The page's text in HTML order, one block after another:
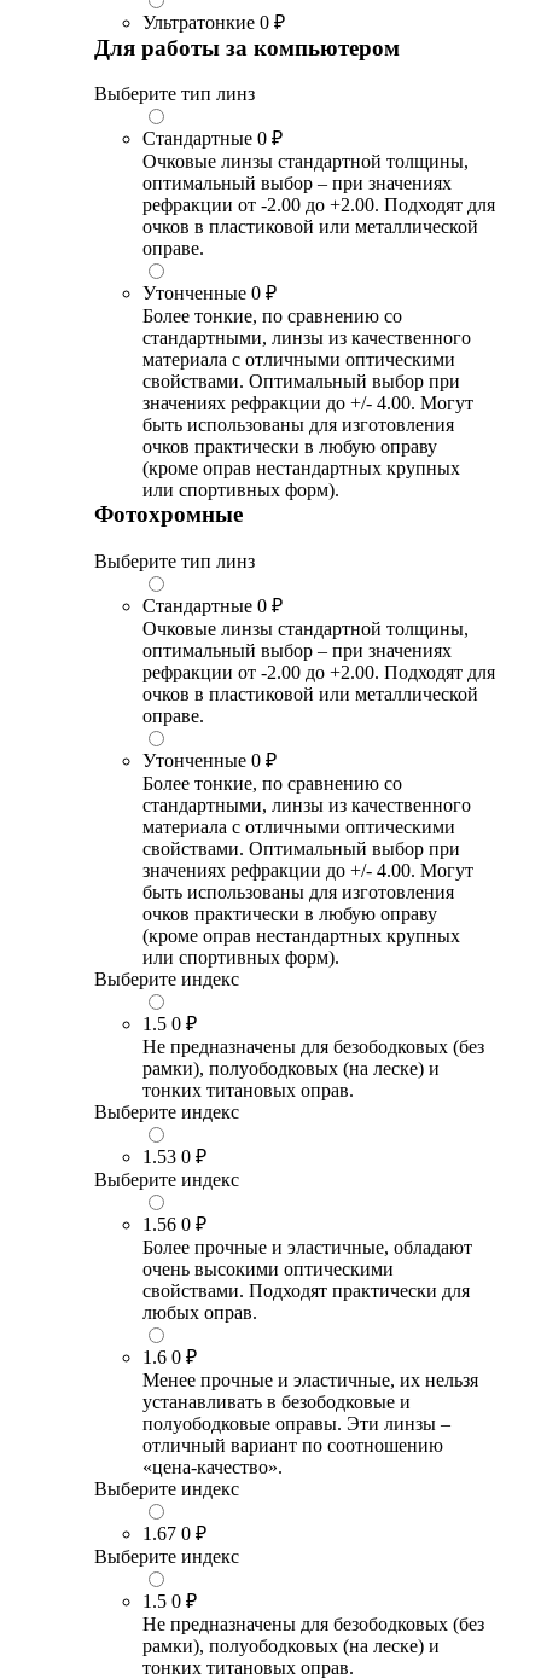
Ультратонкие 0 ₽
Для работы за компьютером
Выберите тип линз
Стандартные 0 ₽
Очковые линзы стандартной толщины,
оптимальный выбор – при значениях
рефракции от -2.00 до +2.00. Подходят для
очков в пластиковой или металлической
оправе.
Утонченные 0 ₽
Более тонкие, по сравнению со
стандартными, линзы из качественного
материала с отличными оптическими
свойствами. Оптимальный выбор при
значениях рефракции до +/- 4.00. Могут
быть использованы для изготовления
очков практически в любую оправу
(кроме оправ нестандартных крупных
или спортивных форм).
Фотохромные
Выберите тип линз
Стандартные 0 ₽
Очковые линзы стандартной толщины,
оптимальный выбор – при значениях
рефракции от -2.00 до +2.00. Подходят для
очков в пластиковой или металлической
оправе.
Утонченные 0 ₽
Более тонкие, по сравнению со
стандартными, линзы из качественного
материала с отличными оптическими
свойствами. Оптимальный выбор при
значениях рефракции до +/- 4.00. Могут
быть использованы для изготовления
очков практически в любую оправу
(кроме оправ нестандартных крупных
или спортивных форм).
Выберите индекс
1.5 0 ₽
Не предназначены для безободковых (без
рамки), полуободковых (на леске) и
тонких титановых оправ.
Выберите индекс
1.53 0 ₽
Выберите индекс
1.56 0 ₽
Более прочные и эластичные, обладают
очень высокими оптическими
свойствами. Подходят практически для
любых оправ.
1.6 0 ₽
Менее прочные и эластичные, их нельзя
устанавливать в безободковые и
полуободковые оправы. Эти линзы –
отличный вариант по соотношению
«цена-качество».
Выберите индекс
1.67 0 ₽
Выберите индекс
1.5 0 ₽
Не предназначены для безободковых (без
рамки), полуободковых (на леске) и
тонких титановых оправ.